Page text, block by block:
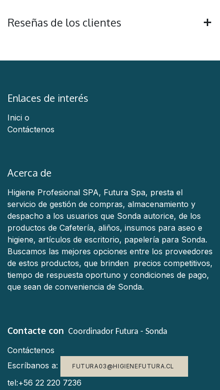
Reseñas de los clientes
Enlaces de interés
Inici o
Contáctenos
Acerca de
Higiene Profesional SPA, Futura Spa, presta el
servicio de gestión de compras, almacenamiento y
despacho a los usuarios que Sonda autorice, de los
productos de Cafetería, aliños, insumos para aseo e
higiene, artículos de escritorio, papelería para Sonda.
Buscamos las mejores opciones entre los proveedores
de estos productos, que brinden precios competitivos,
tiempo de respuesta oportuno y condiciones de pago,
que sean de conveniencia de Sonda.
Contacte con Coordinador Futura - Sonda
Contáctenos
Escríbanos a:
FUTURA03@HIGIENEFUTURA.CL
tel:+56 22 220 7236